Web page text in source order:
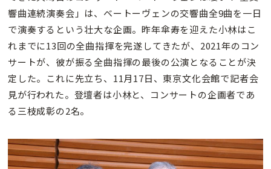
響曲連続演奏会」は、ベートーヴェンの交響曲全9曲を一日
で演奏するという壮大な企画。昨年傘寿を迎えた小林はこ
れまでに13回の全曲指揮を完遂してきたが、2021年のコン
サートが、彼が振る全曲指揮の最後の公演となることが決
定した。これに先立ち、11月17日、東京文化会館で記者会
見が行われた。登壇者は小林と、コンサートの企画者であ
る三枝成彰の2名。